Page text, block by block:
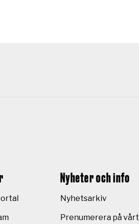
Nyheter och info
Nyhetsarkiv
Prenumerera på vårt